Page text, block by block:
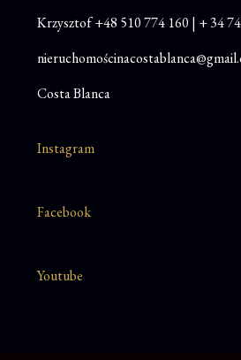
Krzysztof+48 510 774 160 | + 34
Costa Blanca
Instagram
Facebook
Youtube